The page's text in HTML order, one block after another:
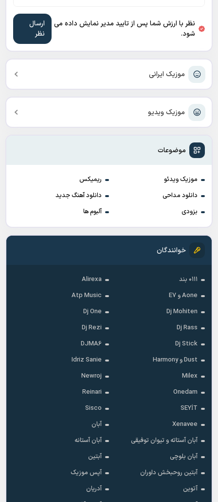
موزیک ایرانی
موزیک ویدیو
موضوعات
موزیک ویدئو
ریمیکس
دانلود مداحی
دانلود آهنگ جدید
بزودی
آلبوم ها
خوانندگان
۰۱۱۱ بند
Alirexa
Aone و E7
Atp Music
Dj Mohiten
Dj One
Dj Rass
Dj Rezi
Dj Stick
DJMA6
Dust و Harmony
Idriz Sanie
Milex
Newroj
Onedam
Reinari
SEYİT
Sisco
Xenavee
آبان
آبان آستاته و تیوان توفیقی
آبان آستانه
آبان بلوچی
آبتین
آبتین روحبخش داوران
آپس موزیک
آتوین
آدریان
نظر با ارزش شما پس از تایید مدیر نمایش داده می
شود.